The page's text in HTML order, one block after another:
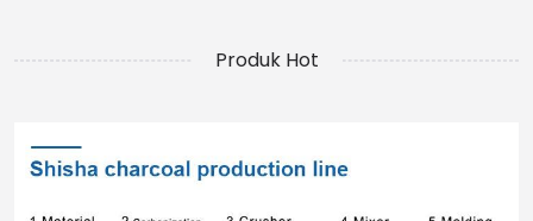
Produk Hot